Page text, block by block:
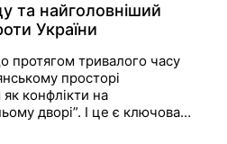
та найголовніший
України
протягом тривалого часу
просторі
конфлікти на
дворі”. І це є ключова